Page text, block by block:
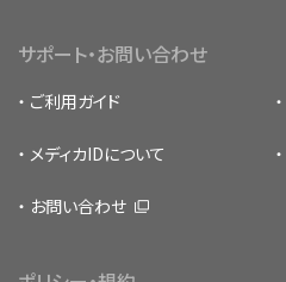
サポート・お問い合わせ
ご利用ガイド
メディカIDについて
お問い合わせ